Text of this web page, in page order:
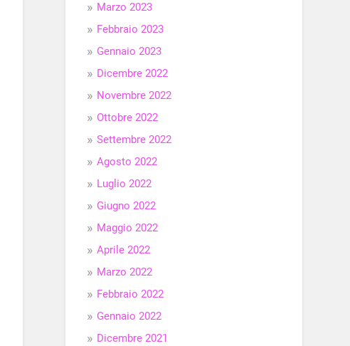
Marzo 2023
Febbraio 2023
Gennaio 2023
Dicembre 2022
Novembre 2022
Ottobre 2022
Settembre 2022
Agosto 2022
Luglio 2022
Giugno 2022
Maggio 2022
Aprile 2022
Marzo 2022
Febbraio 2022
Gennaio 2022
Dicembre 2021